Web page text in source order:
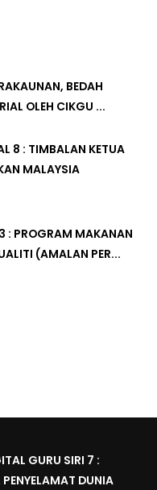
BEDAH
OLEH CIKGU ...
8 : TIMBALAN KETUA
MALAYSIA
: PROGRAM MAKANAN
(AMALAN PER...
GURU SIRI 7 :
DUNIA